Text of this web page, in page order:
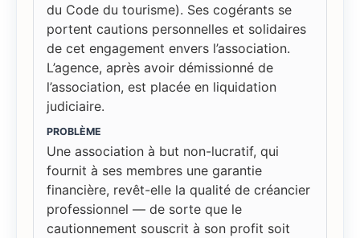
du Code du tourisme). Ses cogérants se
portent cautions personnelles et solidaires
de cet engagement envers l’association.
L’agence, après avoir démissionné de
l’association, est placée en liquidation
judiciaire.
PROBLÈME
Une association à but non-lucratif, qui
fournit à ses membres une garantie
financière, revêt-elle la qualité de créancier
professionnel — de sorte que le
cautionnement souscrit à son profit soit